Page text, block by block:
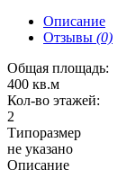
Описание
Отзывы (0)
Общая площадь:
400 кв.м
Кол-во этажей:
2
Типоразмер
не указано
Описание